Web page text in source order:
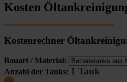
Kosten
Kostenrechner
Bauart / Material:
Anzahl der Tanks: 1 Tank